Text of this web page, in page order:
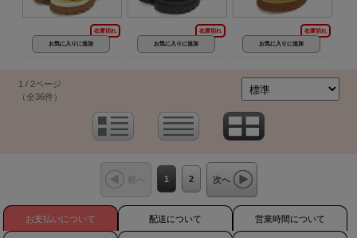
在庫切れ 在庫切れ 在庫切れ
1 / 2ページ
（全36件）
前へ 1 2 次へ
お支払いについて 配送について 営業時間について